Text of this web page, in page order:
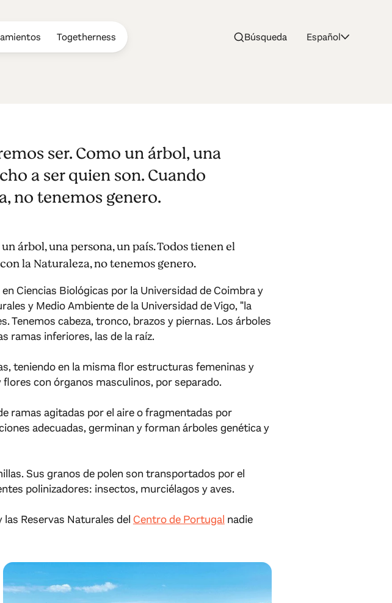
Togetherness Búsqueda Español
ser. Como un árbol, una
a ser quien son. Cuando
no tenemos genero.
árbol, una persona, un país. Todos tienen el
la Naturaleza, no tenemos genero.
Ciencias Biológicas por la Universidad de Coimbra y
y Medio Ambiente de la Universidad de Vigo, "la
Tenemos cabeza, tronco, brazos y piernas. Los árboles
ramas inferiores, las de la raíz.
teniendo en la misma flor estructuras femeninas y
con órganos masculinos, por separado.
ramas agitadas por el aire o fragmentadas por
adecuadas, germinan y forman árboles genética y
Sus granos de polen son transportados por el
polinizadores: insectos, murciélagos y aves.
Reservas Naturales del Centro de Portugal nadie